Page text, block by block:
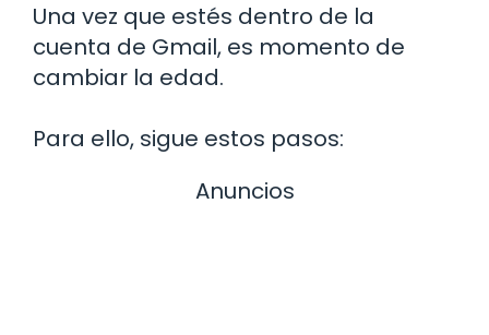
Una vez que estés dentro de la
cuenta de Gmail, es momento de
cambiar la edad.
Para ello, sigue estos pasos:
Anuncios